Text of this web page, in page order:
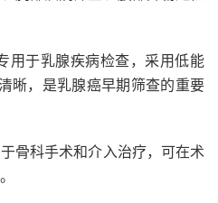
于乳腺疾病检查，采用低能
晰，是乳腺癌早期筛查的重要
科手术和介入治疗，可在术